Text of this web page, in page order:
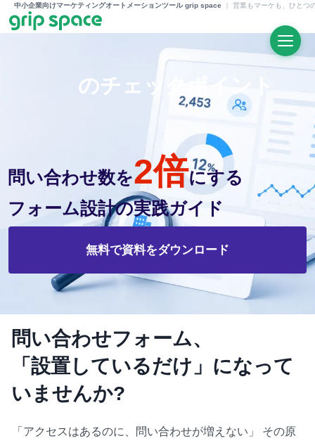
中小企業向けマーケティングオートメーションツール grip space 営業もマーケも、ひとつ
無料で資料をダウンロード
のチェックポイント
問い合わせ数を2倍にする
フォーム設計の実践ガイド
問い合わせフォーム、
「設置しているだけ」になって
いませんか?
「アクセスはあるのに、問い合わせが増えない」 その原